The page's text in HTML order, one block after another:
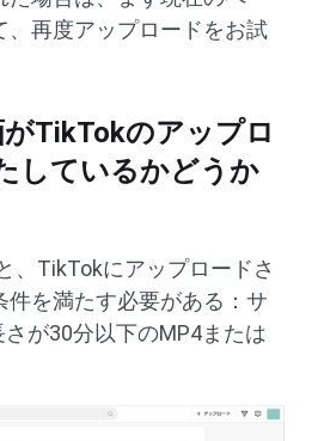
、再度アップロードをお試
TikTokのアップロ
しているかどうか
、TikTokにアップロードさ
件を満たす必要がある：サ
が30分以下のMP4または